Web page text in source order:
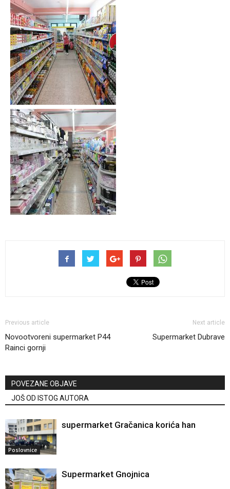
Previous article
Novootvoreni supermarket P44
Rainci gornji
Next article
Supermarket Dubrave
POVEZANE OBJAVE
JOŠ OD ISTOG AUTORA
Poslovnice
supermarket Gračanica korića han
Supermarket Gnojnica